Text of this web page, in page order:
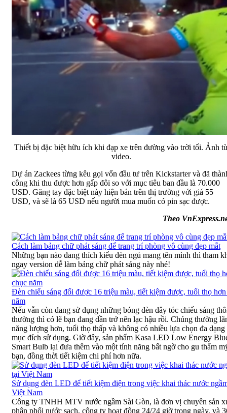
Thiết bị đặc biệt hữu ích khi đạp xe trên đường vào trời tối. Ảnh
video.
Dự án Zackees từng kêu gọi vốn đầu tư trên Kickstarter và đã
công khi thu được hơn gấp đôi so với mục tiêu ban đầu là 70.000
USD. Găng tay đặc biệt này hiện bán trên thị trường với giá 55
USD, và sẽ là 65 USD nếu người mua muốn có pin sạc được.
Theo
Cách làm bảng chữ phát sáng để trang trí phòng vô cùng đẹp mắt
Những bạn nào đang thích kiểu đèn ngủ mang tên mình thì tham
ngay version dễ làm bảng chữ phát sáng này nhé!
Đèn chiếu sáng đổi được 16 triệu màu, tiết kiệm được, tuổi thọ
năm
Nếu vẫn còn đang sử dụng những bóng đèn dây tóc chiếu sáng
thường thì có lẽ bạn đang dần trở nên lạc hậu rồi. Chúng thường
năng lượng hơn, tuổi thọ thấp và không có nhiều lựa chọn đa dạng
mục đích sử dụng. Giờ đây, sản phẩm Kasa LED Low Energy
Smart Bulb lại đưa thêm vào một tính năng bất ngờ cho gu thẩm
bạn, đồng thời tiết kiệm chi phí hơn nữa.
Sử dụng đèn LED để tiết kiệm điện trong việc khai thác nước
Việt Nam
Công ty TNHH MTV nước ngầm Sài Gòn, là đơn vị chuyên sản
phân phối nước sạch, công ty hoạt động 24/24 giờ trong ngày, và